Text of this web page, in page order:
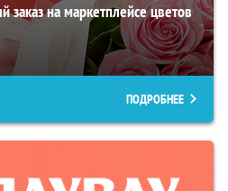
на маркетплейсе цветов
ПОДРОБНЕЕ